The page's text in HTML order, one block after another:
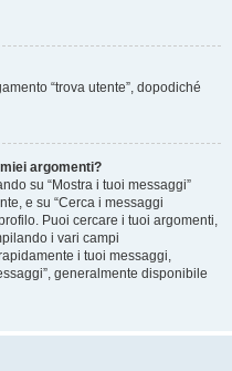
“trova utente”, dopodiché
argomenti?
su “Mostra i tuoi messaggi”
e su “Cerca i messaggi
Puoi cercare i tuoi argomenti,
i vari campi
i tuoi messaggi,
generalmente disponibile